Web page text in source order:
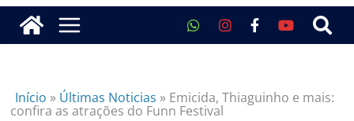
Início » Últimas Noticias » Emicida, Thiaguinho e mais:
confira as atrações do Funn Festival